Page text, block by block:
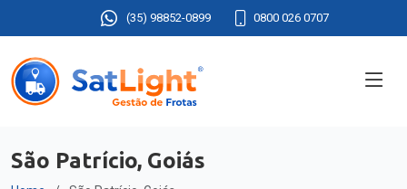
(35) 98852-0899 0800 026 0707
São Patrício, Goiás